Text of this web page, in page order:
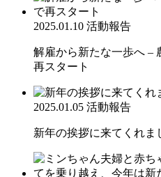
2025.01.10 活動報告
解雇から新たな一歩へ –
再スタート
2025.01.05 活動報告
新年の挨拶に来てくれま